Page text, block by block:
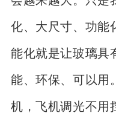
化、大尺寸、功能
能化就是让玻璃具
能、环保、可以用
机，飞机调光不用